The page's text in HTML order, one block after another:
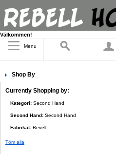
Välkommen!
Menu
Shop By
Currently Shopping by:
Kategori: Second Hand
Second Hand: Second Hand
Fabrikat: Revell
Töm alla